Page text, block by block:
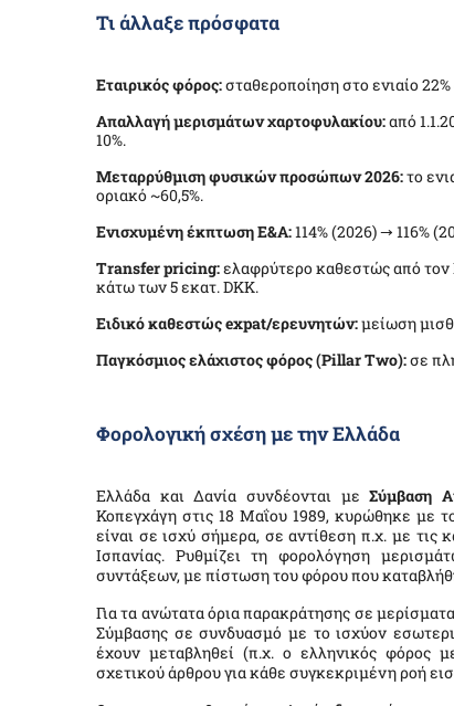
Τι άλλαξε πρόσφατα
Εταιρικός φόρος:σταθεροποίηση στο ενιαίο
Απαλλαγή μερισμάτων χαρτοφυλακίου:από
10%.
Μεταρρύθμιση φυσικών προσώπων 2026:το
οριακό ~60,5%.
Ενισχυμένη έκπτωση Ε&Α: 114% (2026) → 116%
Transfer pricing:ελαφρύτερο καθεστώς από τον
κάτω των 5 εκατ. DKK.
Ειδικό καθεστώς expat/ερευνητών:μείωση
Παγκόσμιος ελάχιστος φόρος (Pillar Two):σε
Φορολογική σχέση με την Ελλάδα
Ελλάδα και Δανία συνδέονται μεΣύμβαση
Κοπεγχάγη στις 18 Μαΐου 1989, κυρώθηκε με
είναι σε ισχύ σήμερα, σε αντίθεση π.χ. με τις
Ισπανίας. Ρυθμίζει τη φορολόγηση
συντάξεων, με πίστωση του φόρου που
Για τα ανώτατα όρια παρακράτησης σε
Σύμβασης σε συνδυασμό με το ισχύον
έχουν μεταβληθεί (π.χ. ο ελληνικός φόρος
σχετικού άρθρου για κάθε συγκεκριμένη ροή